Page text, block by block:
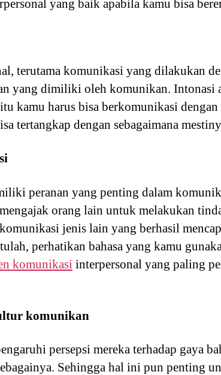
yang baik apabila kamu bisa
terutama komunikasi yang dilakukan
yang dimiliki oleh komunikan. Intonasi
kamu harus bisa berkomunikasi dengan
tertangkap dengan sebagaimana
peranan yang penting dalam
orang lain untuk melakukan
jenis lain yang berhasil
perhatikan bahasa yang kamu
komunikasi interpersonal yang paling
komunikan
persepsi mereka terhadap gaya
Sehingga hal ini pun penting